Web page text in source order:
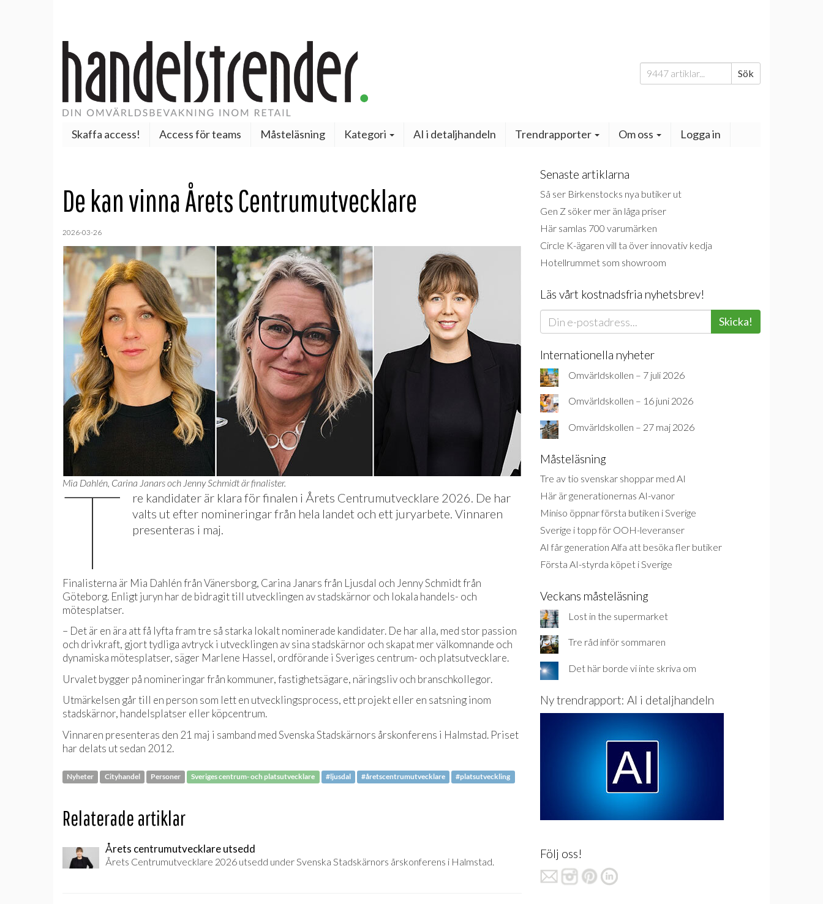
Sök
efter:
Sök
Skaffa access! Access för teams Måsteläsning Kategori AI i detaljhandeln Trendrapporter Om oss Logga in
De kan vinna Årets Centrumutvecklare
2026-03-26
Mia Dahlén, Carina Janars och Jenny Schmidt är finalister.
T
re kandidater är klara för finalen i Årets Centrumutvecklare 2026. De har
valts ut efter nomineringar från hela landet och ett juryarbete. Vinnaren
presenteras i maj.
Finalisterna är Mia Dahlén från Vänersborg, Carina Janars från Ljusdal och Jenny Schmidt från
Göteborg. Enligt juryn har de bidragit till utvecklingen av stadskärnor och lokala handels- och
mötesplatser.
– Det är en ära att få lyfta fram tre så starka lokalt nominerade kandidater. De har alla, med stor passion
och drivkraft, gjort tydliga avtryck i utvecklingen av sina stadskärnor och skapat mer välkomnande och
dynamiska mötesplatser, säger Marlene Hassel, ordförande i Sveriges centrum- och platsutvecklare.
Urvalet bygger på nomineringar från kommuner, fastighetsägare, näringsliv och branschkollegor.
Utmärkelsen går till en person som lett en utvecklingsprocess, ett projekt eller en satsning inom
stadskärnor, handelsplatser eller köpcentrum.
Vinnaren presenteras den 21 maj i samband med Svenska Stadskärnors årskonferens i Halmstad. Priset
har delats ut sedan 2012.
Nyheter Cityhandel Personer Sveriges centrum- och platsutvecklare #ljusdal #åretscentrumutvecklare #platsutveckling
Relaterade artiklar
Årets centrumutvecklare utsedd
Årets Centrumutvecklare 2026 utsedd under Svenska Stadskärnors årskonferens i Halmstad.
Senaste artiklarna
Så ser Birkenstocks nya butiker ut
Gen Z söker mer än låga priser
Här samlas 700 varumärken
Circle K-ägaren vill ta över innovativ kedja
Hotellrummet som showroom
Läs vårt kostnadsfria nyhetsbrev!
Skicka!
Internationella nyheter
Omvärldskollen – 7 juli 2026
Omvärldskollen – 16 juni 2026
Omvärldskollen – 27 maj 2026
Måsteläsning
Tre av tio svenskar shoppar med AI
Här är generationernas AI-vanor
Miniso öppnar första butiken i Sverige
Sverige i topp för OOH-leveranser
AI får generation Alfa att besöka fler butiker
Första AI-styrda köpet i Sverige
Veckans måsteläsning
Lost in the supermarket
Tre råd inför sommaren
Det här borde vi inte skriva om
Ny trendrapport: AI i detaljhandeln
Följ oss!